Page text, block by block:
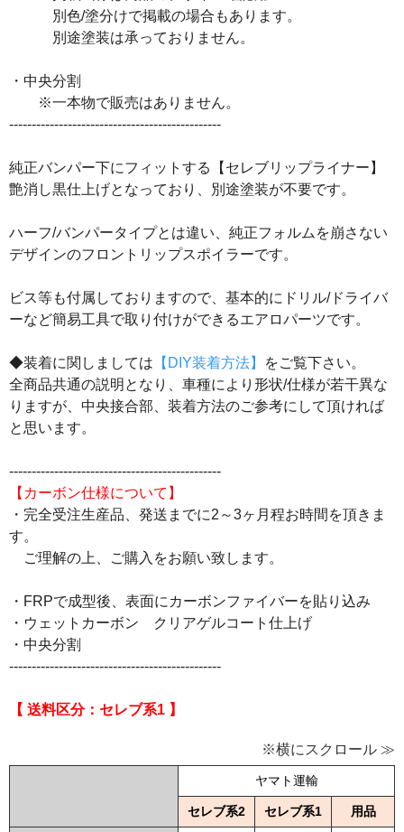
別色/塗分けで掲載の場合もあります。
別途塗装は承っておりません。
・中央分割
※一本物で販売はありません。
-----------------------------------------------
純正バンパー下にフィットする【セレブリップライナー】
艶消し黒仕上げとなっており、別途塗装が不要です。
ハーフ/バンパータイプとは違い、純正フォルムを崩さない
デザインのフロントリップスポイラーです。
ビス等も付属しておりますので、基本的にドリル/ドライバ
ーなど簡易工具で取り付けができるエアロパーツです。
◆装着に関しましては 【DIY装着方法】
をご覧下さい。
全商品共通の説明となり、車種により形状/仕様が若干異な
りますが、中央接合部、装着方法のご参考にして頂ければ
と思います。
-----------------------------------------------
【カーボン仕様について】
・完全受注生産品、発送までに2～3ヶ月程お時間を頂きま
す。
ご理解の上、ご購入をお願い致します。
・FRPで成型後、表面にカーボンファイバーを貼り込み
・ウェットカーボン クリアゲルコート仕上げ
・中央分割
-----------------------------------------------
【 送料区分：セレブ系1 】
※横にスクロール ≫
ヤマト運輸
セレブ系2 セレブ系1 用品